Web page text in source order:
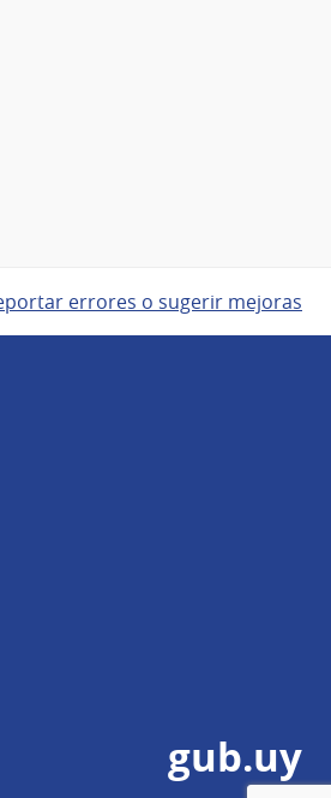
errores o sugerir mejoras
gub.uy